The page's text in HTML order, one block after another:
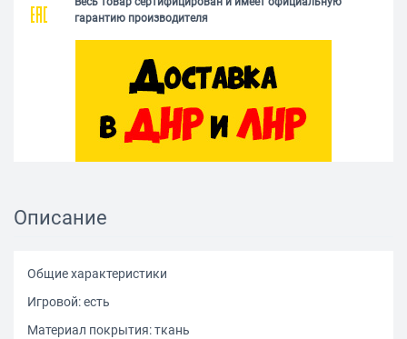
гарантию производителя
Описание
Общие характеристики
Игровой: есть
Материал покрытия: ткань